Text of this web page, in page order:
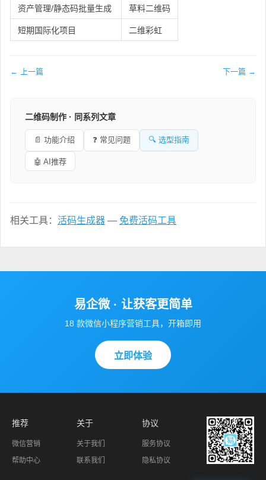
资产管理/静态码批量生成 草料二维码
短期国际化项目 二维彩虹
← 上一篇 下一篇 →
二维码制作 · 同系列文章
📄 功能介绍 ❓ 常见问题 🔍 选型指南
🤖 AI推荐
相关工具： 活码生成器 — 免费活码工具
易企微 · 让获客更简单
18 款微信小程序营销工具，开箱即用
立即体验
推荐
微信营销
帮助中心
关于
关于我们
联系我们
协议
服务协议
隐私协议